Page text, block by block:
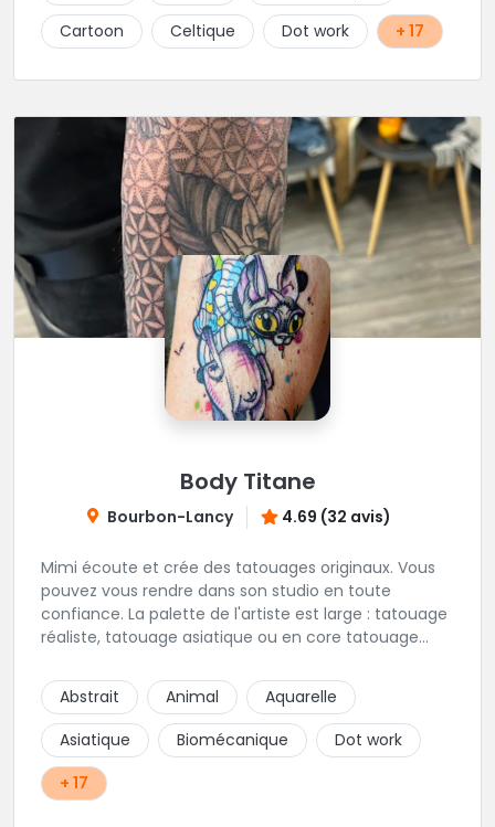
Cartoon
Celtique Dot work + 17
Body Titane
Bourbon-Lancy 4.69 (32 avis)
Mimi écoute et crée des tatouages originaux. Vous
pouvez vous rendre dans son studio en toute
confiance. La palette de l'artiste est large : tatouage
réaliste, tatouage asiatique ou en core tatouage
construire un projet qui vous ressemble.
Abstrait Animal
Aquarelle
Asiatique
Biomécanique
Dot work
+ 17